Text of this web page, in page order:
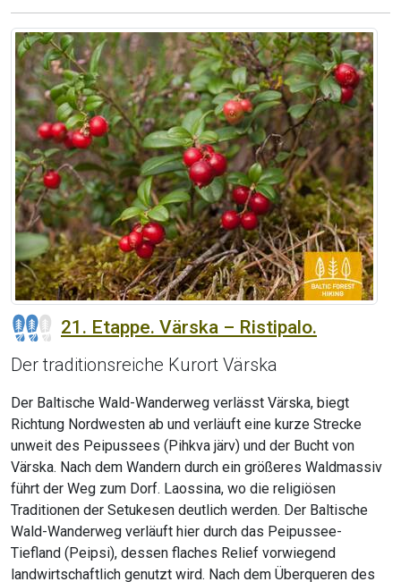
21. Etappe. Värska – Ristipalo.
Der traditionsreiche Kurort Värska
Der Baltische Wald-Wanderweg verlässt Värska, biegt
Richtung Nordwesten ab und verläuft eine kurze Strecke
unweit des Peipussees (Pihkva järv) und der Bucht von
Värska. Nach dem Wandern durch ein größeres Waldmassiv
führt der Weg zum Dorf. Laossina, wo die religiösen
Traditionen der Setukesen deutlich werden. Der Baltische
Wald-Wanderweg verläuft hier durch das Peipussee-
Tiefland (Peipsi), dessen flaches Relief vorwiegend
landwirtschaftlich genutzt wird. Nach dem Überqueren des